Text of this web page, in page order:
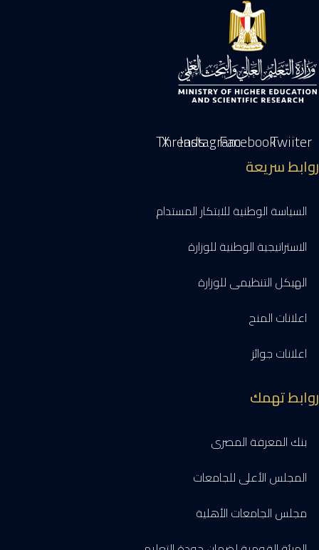
Twiiter
Facebook
Instagram
Threads
X
روابط سريعة
السياسة الوطنية للابتكار المستدام
الاستراتيجية الوطنية للوزارة
الهيكل التنظيمى للوزارة
اعلانات المنح
اعلانات جوائز
روابط تهمك
بنك المعرفة المصرى
المجلس الأعلى للجامعات
مجلس الجامعات الأهلية